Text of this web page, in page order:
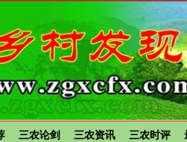
三农论剑 三农资讯 三农时评